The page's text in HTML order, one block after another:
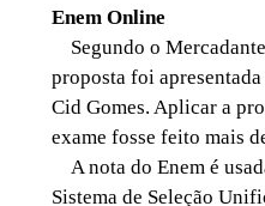
Enem Online
Segundo o
proposta foi
Cid Gomes. Aplicar a
exame fosse feito mais
A nota do Enem é
Sistema de Seleção